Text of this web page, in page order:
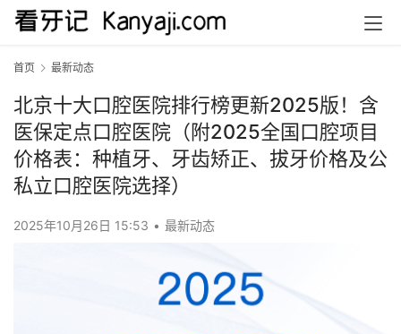
首页 最新动态
北京十大口腔医院排行榜更新2025版！含
医保定点口腔医院（附2025全国口腔项目
价格表：种植牙、牙齿矫正、拔牙价格及公
私立口腔医院选择）
2025年10月26日 15:53 • 最新动态